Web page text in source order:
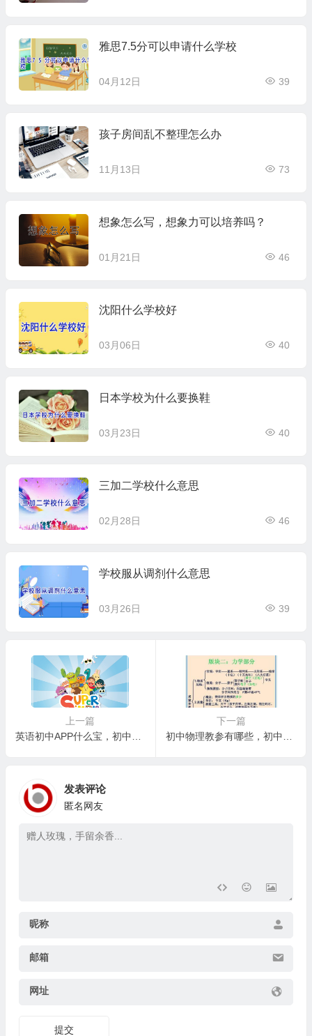
雅思7.5分可以申请什么学校
04月12日 39
孩子房间乱不整理怎么办
11月13日 73
想象怎么写，想象力可以培养吗？
01月21日 46
沈阳什么学校好
03月06日 40
日本学校为什么要换鞋
03月23日 40
三加二学校什么意思
02月28日 46
学校服从调剂什么意思
03月26日 39
上一篇
下一篇
发表评论
匿名网友
昵称
邮箱
网址
提交